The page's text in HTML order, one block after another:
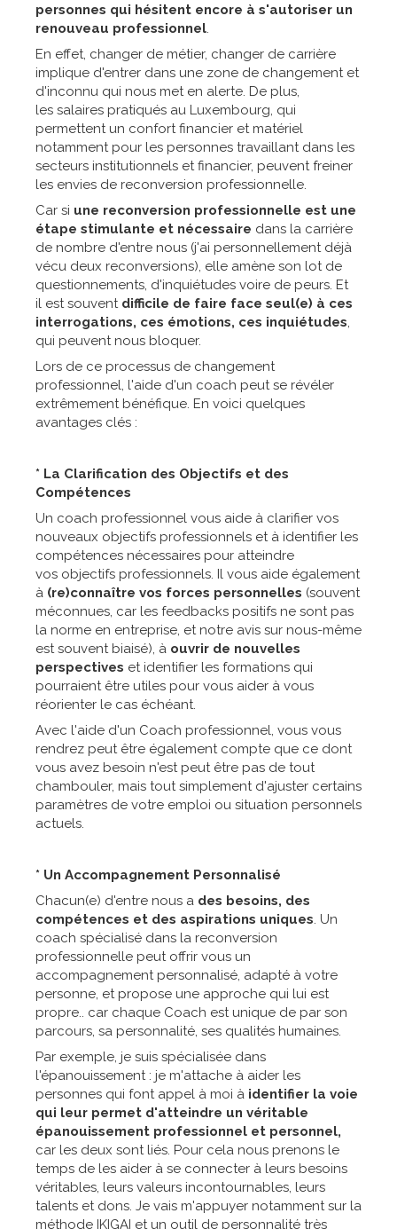
personnes qui hésitent encore à s'autoriser un
renouveau professionnel.
En effet, changer de métier, changer de carrière
implique d'entrer dans une zone de changement et
d'inconnu qui nous met en alerte. De plus,
les salaires pratiqués au Luxembourg, qui
permettent un confort financier et matériel
notamment pour les personnes travaillant dans les
secteurs institutionnels et financier, peuvent freiner
les envies de reconversion professionnelle.
Car si une reconversion professionnelle est une
étape stimulante et nécessaire dans la carrière
de nombre d'entre nous (j'ai personnellement déjà
vécu deux reconversions), elle amène son lot de
questionnements, d'inquiétudes voire de peurs. Et
il est souvent difficile de faire face seul(e) à ces
interrogations, ces émotions, ces inquiétudes,
qui peuvent nous bloquer.
Lors de ce processus de changement
professionnel, l'aide d'un coach peut se révéler
extrêmement bénéfique. En voici quelques
avantages clés :
* La Clarification des Objectifs et des
Compétences
Un coach professionnel vous aide à clarifier vos
nouveaux objectifs professionnels et à identifier les
compétences nécessaires pour atteindre
vos objectifs professionnels. Il vous aide également
à (re)connaître vos forces personnelles (souvent
méconnues, car les feedbacks positifs ne sont pas
la norme en entreprise, et notre avis sur nous-même
est souvent biaisé), à ouvrir de nouvelles
perspectives et identifier les formations qui
pourraient être utiles pour vous aider à vous
réorienter le cas échéant.
Avec l'aide d'un Coach professionnel, vous vous
rendrez peut être également compte que ce dont
vous avez besoin n'est peut être pas de tout
chambouler, mais tout simplement d'ajuster certains
paramètres de votre emploi ou situation personnels
actuels.
* Un Accompagnement Personnalisé
Chacun(e) d'entre nous a des besoins, des
compétences et des aspirations uniques. Un
coach spécialisé dans la reconversion
professionnelle peut offrir vous un
accompagnement personnalisé, adapté à votre
personne, et propose une approche qui lui est
propre.. car chaque Coach est unique de par son
parcours, sa personnalité, ses qualités humaines.
Par exemple, je suis spécialisée dans
l'épanouissement : je m'attache à aider les
personnes qui font appel à moi à identifier la voie
qui leur permet d'atteindre un véritable
épanouissement professionnel et personnel,
car les deux sont liés. Pour cela nous prenons le
temps de les aider à se connecter à leurs besoins
véritables, leurs valeurs incontournables, leurs
talents et dons. Je vais m'appuyer notamment sur la
méthode IKIGAI et un outil de personnalité très